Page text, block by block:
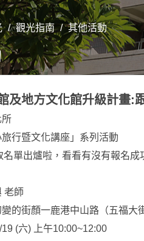
/ 觀光指南 / 其他活動
及地方文化館升級計畫:
所
行暨文化講座」系列活動
單出爐啦，看看有沒有報名成
老師
的街顏一鹿港中山路（五福大
(六) 上午10:00~12:00